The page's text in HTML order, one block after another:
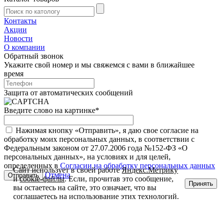
Контакты
Акции
Новости
О компании
Обратный звонок
Укажите свой номер и мы свяжемся с вами в ближайшее
время
Защита от автоматических сообщений
Введите слово на картинке*
Нажимая кнопку «Отправить», я даю свое согласие на
обработку моих персональных данных, в соответствии с
Федеральным законом от 27.07.2006 года №152-ФЗ «О
персональных данных», на условиях и для целей,
определенных в Согласии на обработку персональных данных
Отмена
Сайт использует в своей работеЯндекс.Метрику
иcookie-файлы. Если, прочитав это сообщение,
вы остаетесь на сайте, это означает, что вы
соглашаетесь на использование этих технологий.
Принять